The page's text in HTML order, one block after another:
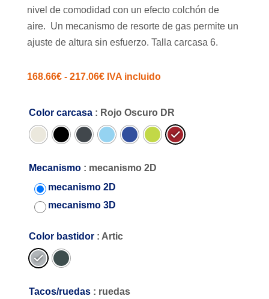
nivel de comodidad con un efecto colchón de
aire. Un mecanismo de resorte de gas permite un
ajuste de altura sin esfuerzo. Talla carcasa 6.
168.66€ - 217.06€Rango
precios:
desde
168.66€
217.06€
IVA incluido
Color carcasa : Rojo Oscuro DR
Mecanismo : mecanismo 2D
mecanismo 2D
mecanismo 3D
Color bastidor : Artic
Tacos/ruedas : ruedas